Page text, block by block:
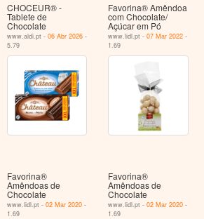
CHOCEUR® -
Tablete de
Chocolate
www.aldi.pt - 06 Abr 2026-
5.79
Favorina® Amêndoa
com Chocolate/
Açúcar em Pó
www.lidl.pt -07 Mar 2022 -
1.69
Favorina®
Amêndoas de
Chocolate
www.lidl.pt - 02 Mar 2020-
1.69
Favorina®
Amêndoas de
Chocolate
www.lidl.pt -02 Mar 2020 -
1.69